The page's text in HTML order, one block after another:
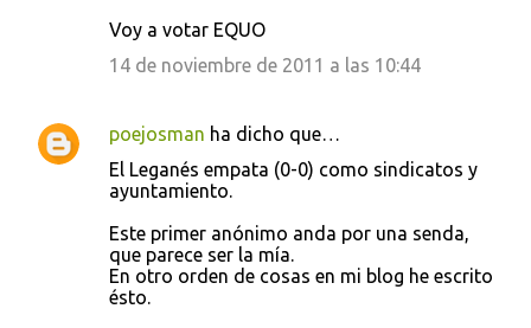
Voy a votar EQUO
14 de noviembre de 2011 a las 10:44
poejosman ha dicho que…
El Leganés empata (0-0) como sindicatos y
ayuntamiento.
Este primer anónimo anda por una senda,
que parece ser la mía.
En otro orden de cosas en mi blog he escrito
ésto.